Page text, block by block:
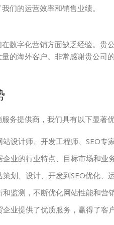
们的运营效率和销售业绩。
数字化营销方面缺乏经验。
的海外客户。非常感谢贵公司
务提供商，我们具有以下显著
设计师、开发工程师、SEO
业的行业特点、目标市场和
划、设计、开发到SEO优化、
监测，不断优化网站性能和营
业提供了优质服务，赢得了客